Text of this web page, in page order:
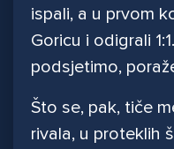
ispali, a u prvom
Goricu i odigrali
podsjetimo,
Što se, pak, tiče
rivala, u proteklih